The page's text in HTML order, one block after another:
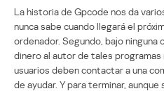
La historia de Gpcode nos da
nunca sabe cuando llegará el
ordenador. Segundo, bajo ninguna
dinero al autor de tales programas
usuarios deben contactar a una
de ayudar. Y para terminar,